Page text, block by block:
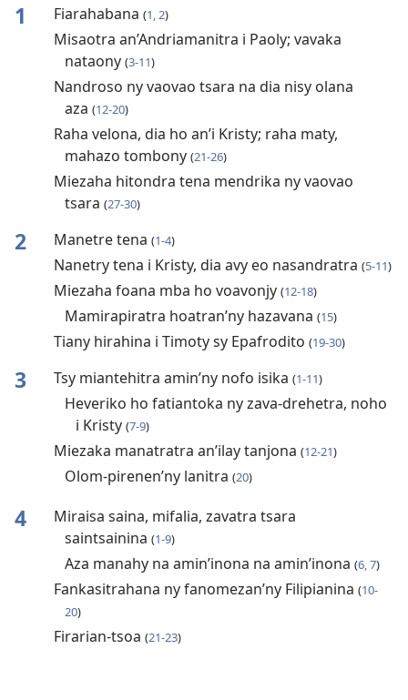
1 Fiarahabana (1, 2)
Misaotra an’Andriamanitra i Paoly; vavaka
nataony (3-11)
Nandroso ny vaovao tsara na dia nisy olana
aza (12-20)
Raha velona, dia ho an’i Kristy; raha maty,
mahazo tombony (21-26)
Miezaha hitondra tena mendrika ny vaovao
tsara (27-30)
2 Manetre tena (1-4)
Nanetry tena i Kristy, dia avy eo nasandratra (5-11)
Miezaha foana mba ho voavonjy (12-18)
Mamirapiratra hoatran’ny hazavana (15)
Tiany hirahina i Timoty sy Epafrodito (19-30)
3 Tsy miantehitra amin’ny nofo isika (1-11)
Heveriko ho fatiantoka ny zava-drehetra, noho
i Kristy (7-9)
Miezaka manatratra an’ilay tanjona (12-21)
Olom-pirenen’ny lanitra (20)
4
Miraisa saina, mifalia, zavatra tsara
saintsainina (1-9)
Aza manahy na amin’inona na amin’inona (6, 7)
Fankasitrahana ny fanomezan’ny Filipianina (10-
20)
Firarian-tsoa (21-23)